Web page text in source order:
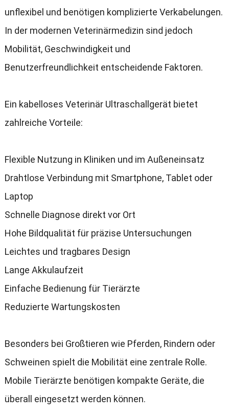
unflexibel und benötigen komplizierte Verkabelungen.
In der modernen Veterinärmedizin sind jedoch
Mobilität, Geschwindigkeit und
Benutzerfreundlichkeit entscheidende Faktoren.
Ein kabelloses Veterinär Ultraschallgerät bietet
zahlreiche Vorteile:
Flexible Nutzung in Kliniken und im Außeneinsatz
Drahtlose Verbindung mit Smartphone, Tablet oder
Laptop
Schnelle Diagnose direkt vor Ort
Hohe Bildqualität für präzise Untersuchungen
Leichtes und tragbares Design
Lange Akkulaufzeit
Einfache Bedienung für Tierärzte
Reduzierte Wartungskosten
Besonders bei Großtieren wie Pferden, Rindern oder
Schweinen spielt die Mobilität eine zentrale Rolle.
Mobile Tierärzte benötigen kompakte Geräte, die
überall eingesetzt werden können.